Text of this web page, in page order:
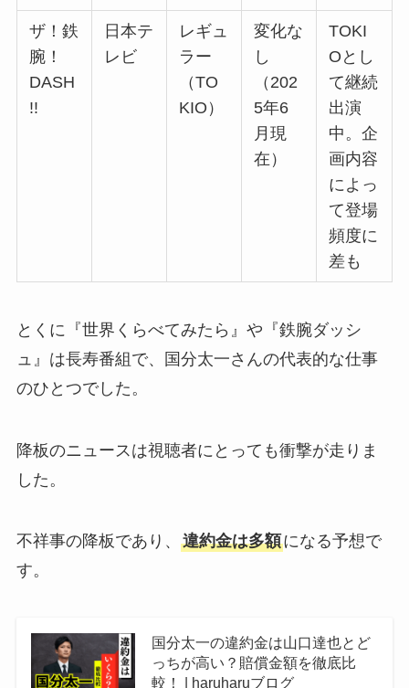
ザ！鉄
腕！
DASH
!!
日本テ
レビ
レギュ
ラー
（TO
KIO）
変化な
し
（202
5年6
月現
在）
TOKI
Oとし
て継続
出演
中。企
画内容
によっ
て登場
頻度に
差も
とくに『世界くらべてみたら』や『鉄腕ダッシ
ュ』は長寿番組で、国分太一さんの代表的な仕事
のひとつでした。
降板のニュースは視聴者にとっても衝撃が走りま
した。
不祥事の降板であり、 違約金は多額になる予想で
す。
国分太一の違約金は山口達也とど
っちが高い？賠償金額を徹底比
較！ | haruharuブログ